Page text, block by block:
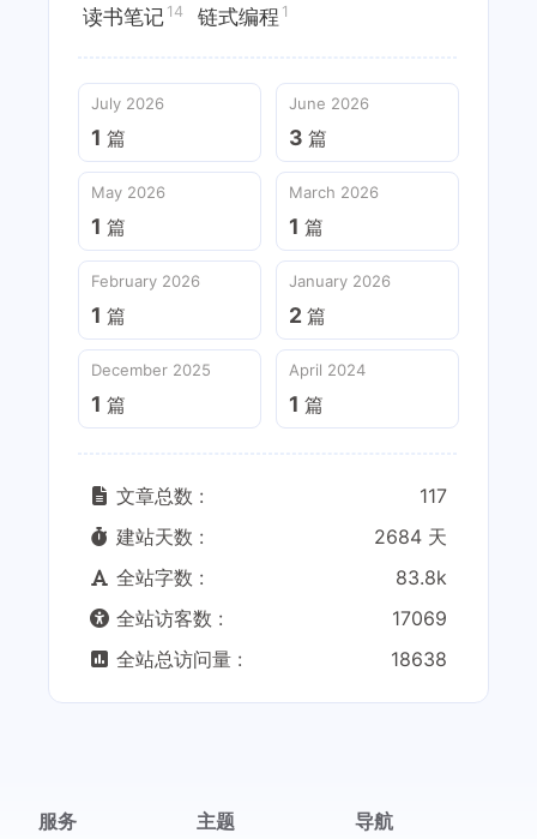
读书笔记 14 链式编程 1
July 2026
1 篇
June 2026
3 篇
May 2026
1 篇
March 2026
1 篇
February 2026
1 篇
January 2026
2 篇
December 2025
1 篇
April 2024
1 篇
文章总数 :
117
建站天数 :
2684 天
全站字数 :
83.8k
全站访客数 :
17069
全站总访问量 :
18638
服务 主题 导航